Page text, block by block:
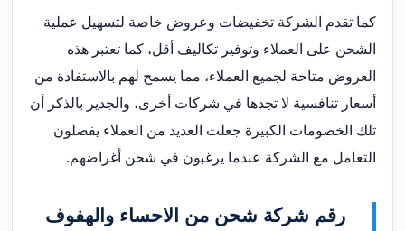
كما تقدم الشركة تخفيضات وعروض خاصة لتسهيل عملية
الشحن على العملاء وتوفير تكاليف أقل، كما تعتبر هذه
العروض متاحة لجميع العملاء، مما يسمح لهم بالاستفادة من
أسعار تنافسية لا تجدها في شركات أخرى، والجدير بالذكر أن
تلك الخصومات الكبيرة جعلت العديد من العملاء يفضلون
التعامل مع الشركة عندما يرغبون في شحن أغراضهم.
رقم شركة شحن من الاحساء والهفوف